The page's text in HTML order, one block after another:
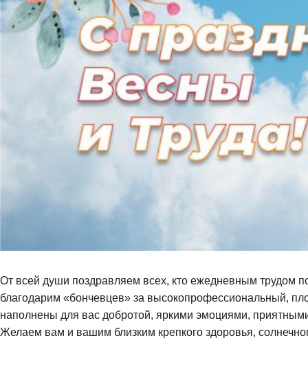
От всей души поздравляем всех, кто ежедневным трудом
благодарим «бончевцев» за высокопрофессиональный,
наполнены для вас добротой, яркими эмоциями,
Желаем вам и вашим близким крепкого здоровья,